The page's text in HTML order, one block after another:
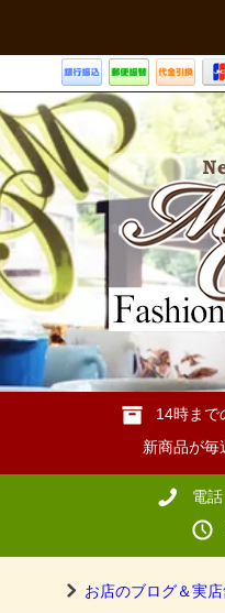
14時まで
新商品が毎
電
お店のブログ＆実